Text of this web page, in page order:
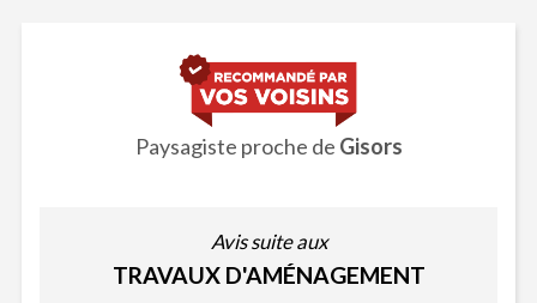
Paysagiste proche de Gisors
Avis suite aux
TRAVAUX D'AMÉNAGEMENT